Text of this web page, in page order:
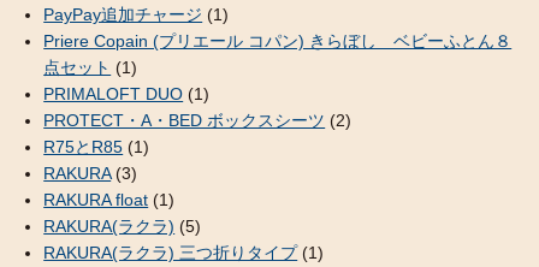
PayPay追加チャージ (1)
Priere Copain (プリエール コパン) きらぼし ベビーふとん８
点セット (1)
PRIMALOFT DUO (1)
PROTECT・A・BED ボックスシーツ (2)
R75とR85 (1)
RAKURA(3)
RAKURA float (1)
RAKURA(ラクラ) (5)
RAKURA(ラクラ) 三つ折りタイプ(1)